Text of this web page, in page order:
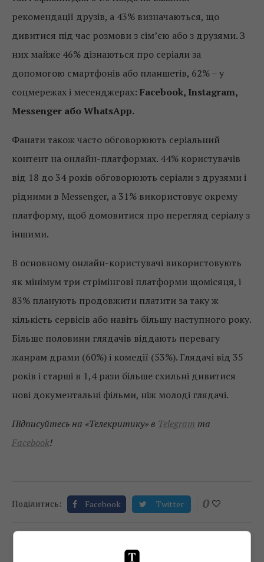
рекомендації друзів, а 43% визначаються, що
дивитися під час розмови з сім’єю або з друзями. З
них майже 46% дізнаються про серіали за
допомогою смартфонів або планшетів, 62% – у
соцмережах і месенджерах: Facebook, Instagram,
Messenger або WhatsApp.
Фанати також часто обговорюють серіальний
контент на онлайн-платформах. 44% користувачів
від 18 до 34 років обговорюють серіали з друзями і
рідними в Messenger, а 31% використовує окрему
платформу, щоб домовитися про перегляд серіалу з
іншими.
В основному онлайн-користувачі використовують
як мінімум три стрімінгові платформи щомісяця, і
83% планують продовжити платити за таку ж
кількість сервісів або навіть більшу наступного року.
Більше половини глядачів віддають перевагу
жанрам драми (60%) і комедії (53%). Глядачі від 35
років і старші в 1,4 рази більше схильні дивитися
нові документальні фільми, ніж молоді глядачі.
Підписуйтесь на «Телекритику» в Telegram та
Facebook!
Поділитись: Facebook Twitter 0